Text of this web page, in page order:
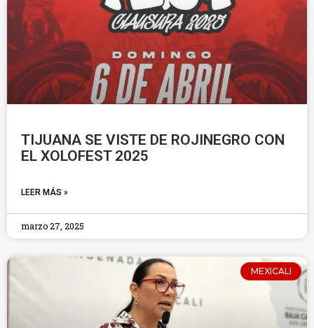
TIJUANA SE VISTE DE ROJINEGRO CON
EL XOLOFEST 2025
LEER MÁS »
marzo 27, 2025
MEXICALI